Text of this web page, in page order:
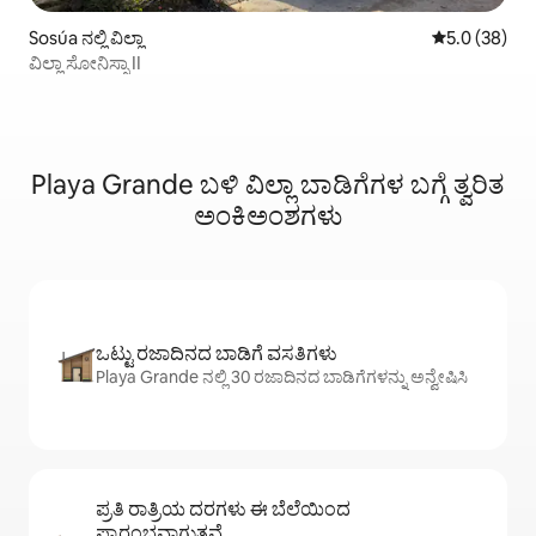
Sosúa ನಲ್ಲಿ ವಿಲ್ಲಾ 5 ರಲ್ಲಿ 5.0
5.0 (38)
ವಿಲ್ಲಾ ಸೋನಿಸ್ಸಾ II
Playa Grande ಬಳಿ ವಿಲ್ಲಾ ಬಾಡಿಗೆಗಳ ಬಗ್ಗೆ ತ್ವರಿತ
ಅಂಕಿಅಂಶಗಳು
ಒಟ್ಟು ರಜಾದಿನದ ಬಾಡಿಗೆ ವಸತಿಗಳು
Playa Grande ನಲ್ಲಿ 30 ರಜಾದಿನದ ಬಾಡಿಗೆಗಳನ್ನು ಅನ್ವೇಷಿಸಿ
ಪ್ರತಿ ರಾತ್ರಿಯ ದರಗಳು ಈ ಬೆಲೆಯಿಂದ